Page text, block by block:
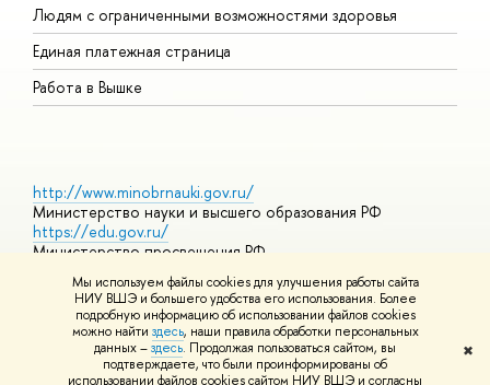
Мы используем файлы cookies для улучшения работы сайта
НИУ ВШЭ и большего удобства его использования. Более
подробную информацию об использовании файлов cookies
можно найти здесь, наши правила обработки персональных
данных –здесь. Продолжая пользоваться сайтом, вы
подтверждаете, что были проинформированы об
использовании файлов cookies сайтом НИУ ВШЭ и согласны
✖
Людям с ограниченными возможностями здоровья
Единая платежная страница
Работа в Вышке
http://www.minobrnauki.gov.ru/
Министерство науки и высшего образования РФ
https://edu.gov.ru/
Министерство просвещения РФ
https://elearning.hse.ru/mooc
Массовые открытые онлайн-курсы
© НИУ ВШЭ 1993–2026 Адреса и контактыУсловия
использования материалов Политика конфиденциальности